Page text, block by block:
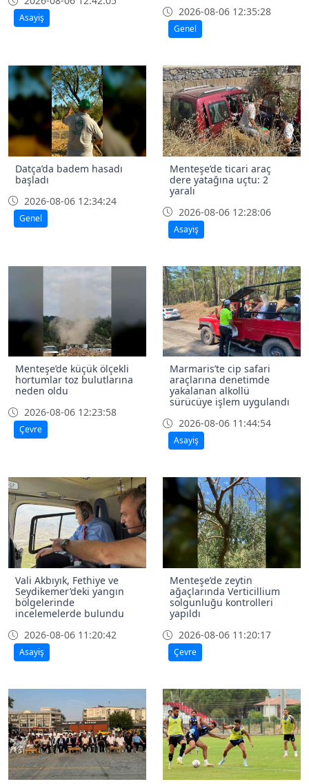
Asayiş 2026-08-06 12:35:28
Genel
Datça’da badem hasadı
başladı
2026-08-06 12:34:24
Genel
Menteşe’de ticari araç
dere yatağına uçtu: 2
yaralı
2026-08-06 12:28:06
Asayiş
Menteşe’de küçük ölçekli
hortumlar toz bulutlarına
neden oldu
2026-08-06 12:23:58
Çevre
Marmaris’te cip safari
araçlarına denetimde
yakalanan alkollü
sürücüye işlem uygulandı
2026-08-06 11:44:54
Asayiş
Vali Akbıyık, Fethiye ve
Seydikemer’deki yangın
bölgelerinde
incelemelerde bulundu
2026-08-06 11:20:42
Asayiş
Menteşe’de zeytin
ağaçlarında Verticillium
solgunluğu kontrolleri
yapıldı
2026-08-06 11:20:17
Çevre